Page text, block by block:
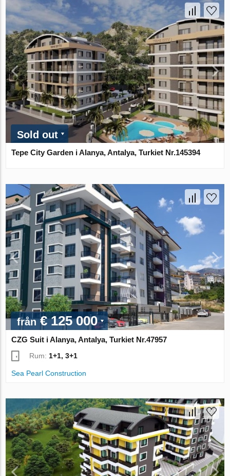
Sold out
Tepe City Garden i Alanya, Antalya, Turkiet Nr.145394
från€ 125 000
CZG Suit i Alanya, Antalya, Turkiet Nr.47957
Rum: 1+1, 3+1
Sea Pearl Construction